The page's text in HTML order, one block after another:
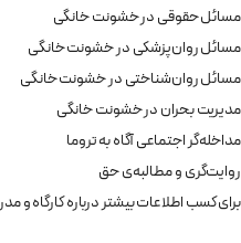
مسائل حقوقی در خشونت خانگی
مسائل روان‌پزشکی در خشونت خانگی
مسائل روان‌شناختی در خشونت خانگی
مدیریت بحران در خشونت خانگی
مداخله‌گر اجتماعی آگاه به تروما
روایت‌گری و مطالبه‌ی حق
برای کسب اطلاعات بیشتر درباره کارگاه و